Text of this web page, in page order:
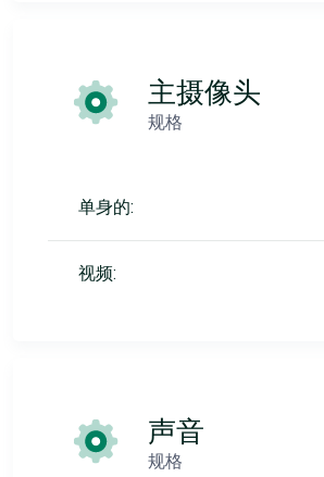
主摄像头
规格
单身的:
视频:
声音
规格